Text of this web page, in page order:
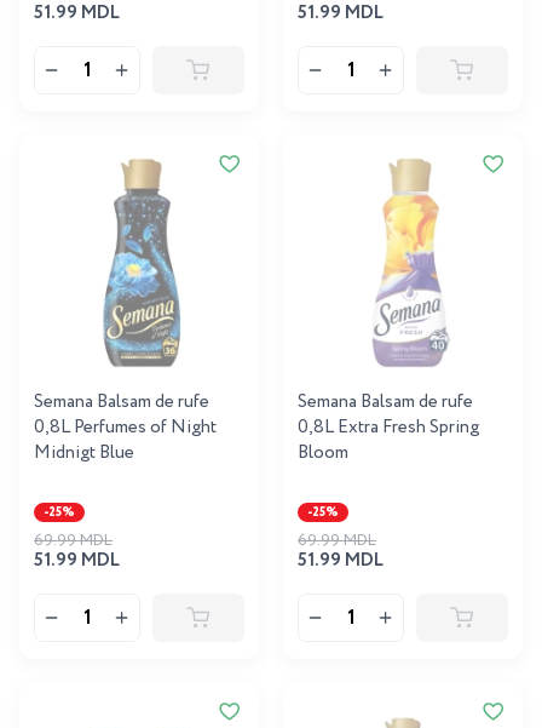
51.99 MDL 51.99 MDL
Semana Balsam de rufe
0,8L Perfumes of Night
Midnigt Blue
-25%
51.99 MDL
69.99 MDL
Semana Balsam de rufe
0,8L Extra Fresh Spring
Bloom
-25%
51.99 MDL
69.99 MDL